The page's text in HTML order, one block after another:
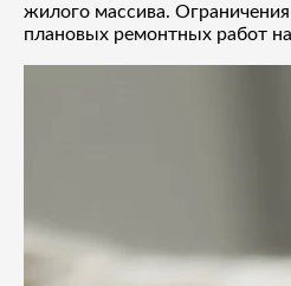
жилого массива.
плановых ремонтных работ